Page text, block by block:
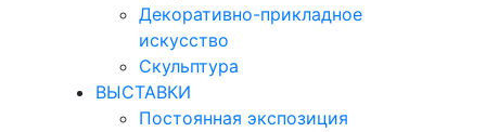
Декоративно-прикладное
искусство
Скульптура
ВЫСТАВКИ
Постоянная экспозиция